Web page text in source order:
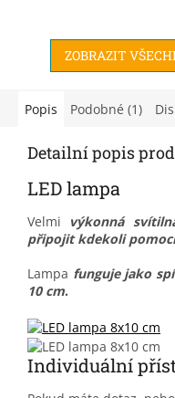
usínat.
ZOBRAZIT
Popis Podobné (1)
Detailní popis
LED lampa
Velmi výkonná
připojit kdekoli
Lampa funguje jako
10 cm.
Individuální